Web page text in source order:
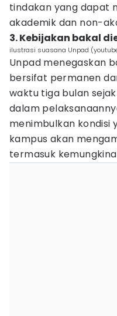
tindakan yang dapat
akademik dan non-
3. Kebijakan bakal
ilustrasi suasana Unpad
Unpad menegaskan
bersifat permanen
waktu tiga bulan
dalam
menimbulkan kondisi
kampus akan
termasuk